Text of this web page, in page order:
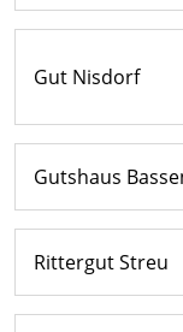
Gut Nisdorf
Gutshaus
Rittergut Streu